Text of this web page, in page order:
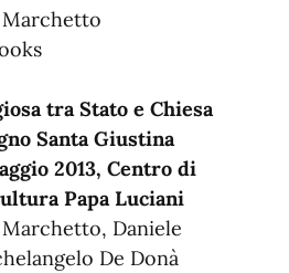
Marchetto
tra Stato e Chiesa
Santa Giustina
2013, Centro di
Papa Luciani
‎Daniele
De Donà